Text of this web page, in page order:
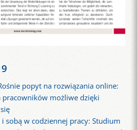
popyt na rozwiązania online:
pracowników możliwe dzięki
i sobą w codziennej pracy: Studium